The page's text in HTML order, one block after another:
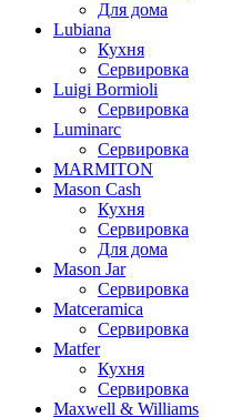
Для дома
Lubiana
Кухня
Сервировка
Luigi Bormioli
Сервировка
Luminarc
Сервировка
MARMITON
Mason Cash
Кухня
Сервировка
Для дома
Mason Jar
Сервировка
Matceramica
Сервировка
Matfer
Кухня
Сервировка
Maxwell & Williams